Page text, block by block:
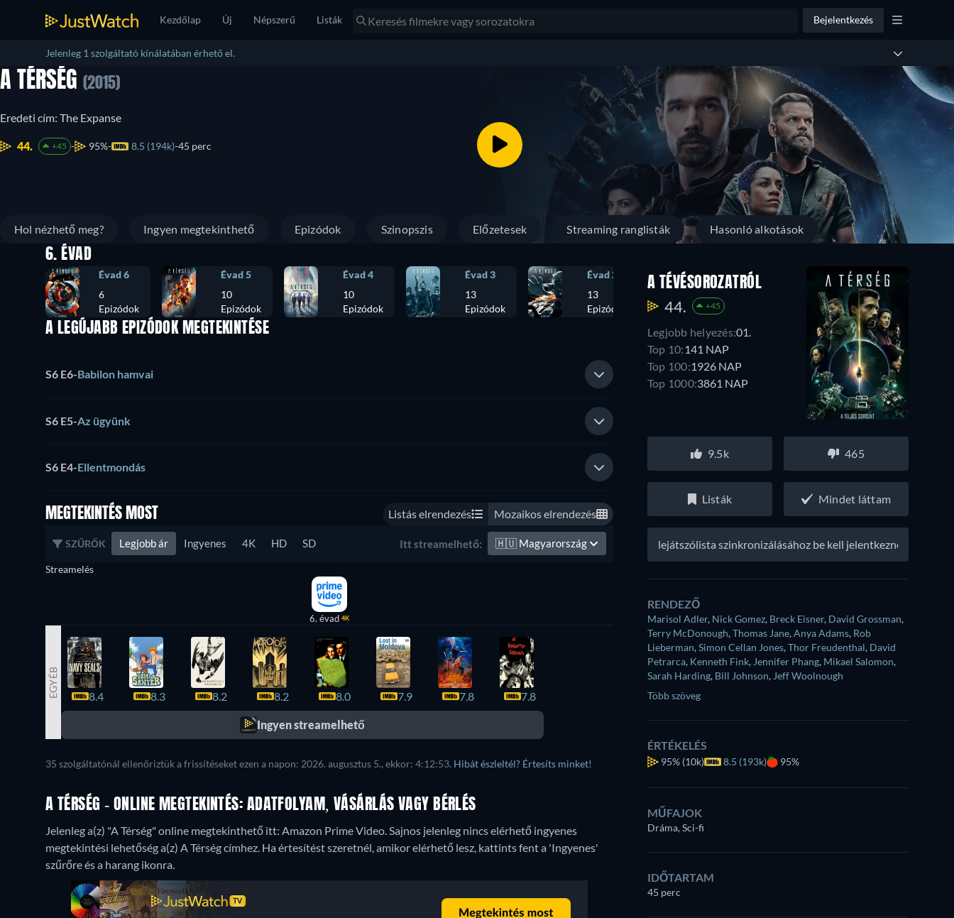
Kezdőlap Új Népszerű Listák Bejelentkezés
Jelenleg 1 szolgáltató kínálatában érhető el.
A TÉRSÉG (2015)
Eredeti cím: The Expanse
44. +45 95% 8.5 (194k) 45 perc
Hol nézhető meg? Ingyen megtekinthető Epizódok Szinopszis Előzetesek Streaming ranglisták Hasonló alkotások
6. ÉVAD
Évad 6
6
Epizódok
Évad 5
10
Epizódok
Évad 4
10
Epizódok
Évad 3
13
Epizódok
Évad 2
13
Epizódok
Évad 1
Epizódok
A LEGÚJABB EPIZÓDOK MEGTEKINTÉSE
S6 E6-Babilon hamvai
S6 E5-Az ügyünk
S6 E4-Ellentmondás
MEGTEKINTÉS MOST Listás elrendezés Mozaikos elrendezés
SZŰRŐK Legjobb ár Ingyenes 4K HD SD Itt streamelhető: 🇭🇺 Magyarország
Streamelés
6. évad 4K
EGYÉB 8.4 8.3 8.2 8.2 8.0 7.9 7.8 7.8
Ingyen streamelhető
35 szolgáltatónál ellenőriztük a frissítéseket ezen a napon: 2026. augusztus 5., ekkor: 4:12:53. Hibát észleltél? Értesíts minket!
A TÉRSÉG - ONLINE MEGTEKINTÉS: ADATFOLYAM, VÁSÁRLÁS VAGY BÉRLÉS
Jelenleg a(z) "A Térség" online megtekinthető itt: Amazon Prime Video. Sajnos jelenleg nincs elérhető ingyenes
megtekintési lehetőség a(z) A Térség címhez. Ha értesítést szeretnél, amikor elérhető lesz, kattints fent a 'Ingyenes'
szűrőre és a harang ikonra.
A TÉVÉSOROZATRÓL
44. +45
Legjobb helyezés:01.
Top 10: 141 NAP
Top 100:1926 NAP
Top 1000:3861 NAP
9.5k 465
Listák Mindet láttam
A lejátszólista szinkronizálásához be kell jelentkezned
RENDEZŐ
Marisol Adler, Nick Gomez, Breck Eisner, David Grossman,
Terry McDonough,Thomas Jane,Anya Adams, Rob
Lieberman,Simon Cellan Jones,Thor Freudenthal, David
Petrarca, Kenneth Fink, Jennifer Phang, Mikael Salomon,
Sarah Harding, Bill Johnson, Jeff Woolnough
Több szöveg
ÉRTÉKELÉS
95% (10k) 8.5 (193k) 95%
MŰFAJOK
Dráma, Sci-fi
IDŐTARTAM
45 perc